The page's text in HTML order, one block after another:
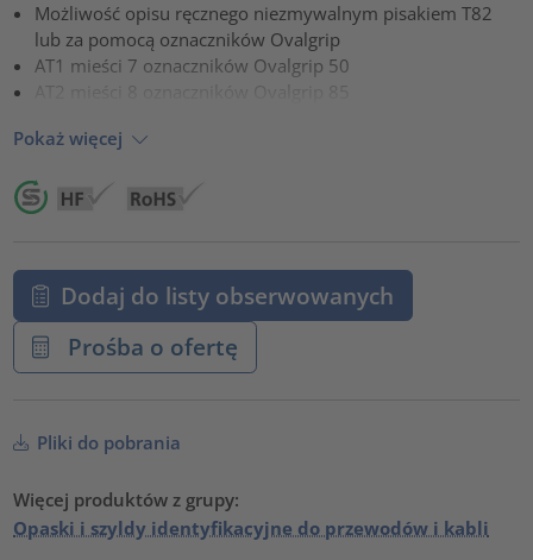
Możliwość opisu ręcznego niezmywalnym pisakiem T82
lub za pomocą oznaczników Ovalgrip
AT1 mieści 7 oznaczników Ovalgrip 50
Pokaż więcej
Dodaj do listy obserwowanych
Prośba o ofertę
Pliki do pobrania
Więcej produktów z grupy:
Opaski i szyldy identyfikacyjne do przewodów i kabli